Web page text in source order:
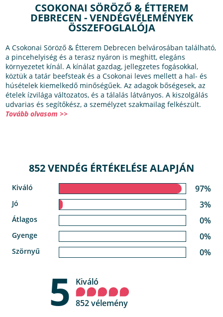
CSOKONAI SÖRÖZŐ & ÉTTEREM
DEBRECEN - VENDÉGVÉLEMÉNYEK
ÖSSZEFOGLALÓJA
A Csokonai Söröző & Étterem Debrecen belvárosában található,
a pincehelyiség és a terasz nyáron is meghitt, elegáns
környezetet kínál. A kínálat gazdag, jellegzetes fogásokkal,
köztük a tatár beefsteak és a Csokonai leves mellett a hal- és
húsételek kiemelkedő minőségűek. Az adagok bőségesek, az
ételek ízvilága változatos, és a tálalás látványos. A kiszolgálás
udvarias és segítőkész, a személyzet szakmailag felkészült.
Tovább olvasom >>
852 VENDÉG ÉRTÉKELÉSE ALAPJÁN
Kiváló 97%
Jó 3%
Átlagos 0%
Gyenge 0%
Szörnyű 0%
5
Kiváló
852 vélemény